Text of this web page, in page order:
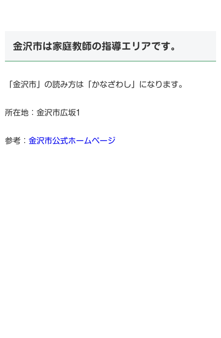
金沢市は家庭教師の指導エリアです。
「金沢市」の読み方は「かなざわし」になります。
所在地：金沢市広坂1
参考： 金沢市公式ホームページ